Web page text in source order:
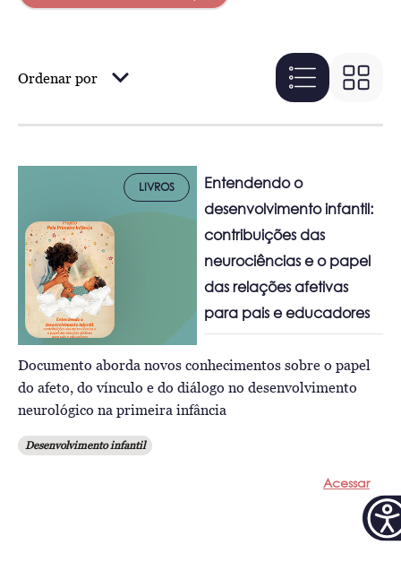
Ordenar por
LIVROS
Entendendo o
desenvolvimento infantil:
contribuições das
neurociências e o papel
das relações afetivas
para pais e educadores
Documento aborda novos conhecimentos sobre o papel
do afeto, do vínculo e do diálogo no desenvolvimento
neurológico na primeira infância
Desenvolvimento infantil
Acessar